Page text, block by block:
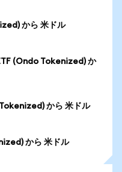
から 米ドル
(Ondo Tokenized) か
から 米ドル
から 米ドル